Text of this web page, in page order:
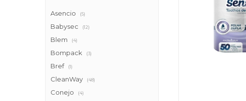
Asencio (5)
Babysec (12)
Blem (4)
Bompack (3)
Bref (1)
CleanWay (48)
Conejo (4)